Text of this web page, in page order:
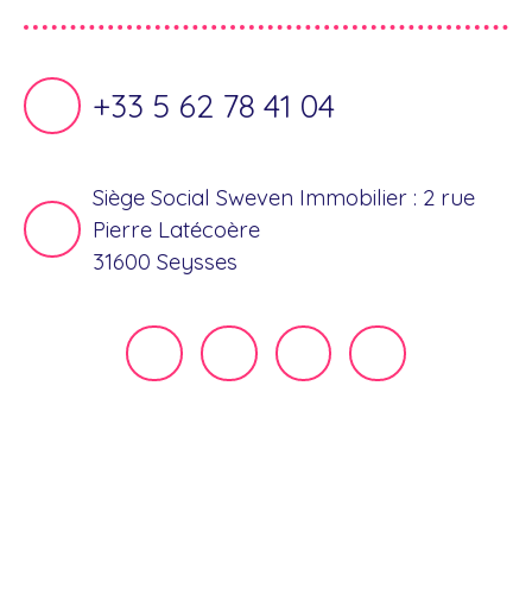
+33 5 62 78 41 04
Siège Social Sweven Immobilier : 2 rue
Pierre Latécoère
31600 Seysses